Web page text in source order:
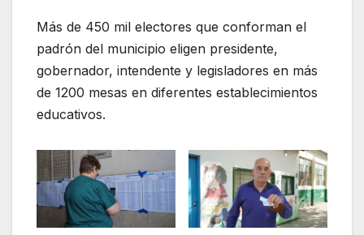
Más de 450 mil electores que conforman el
padrón del municipio eligen presidente,
gobernador, intendente y legisladores en más
de 1200 mesas en diferentes establecimientos
educativos.